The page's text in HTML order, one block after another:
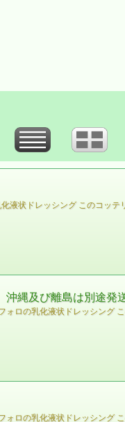
ドレッシング このコッ
縄及び離島は別途発
の乳化液状ドレッシング
の乳化液状ドレッシング